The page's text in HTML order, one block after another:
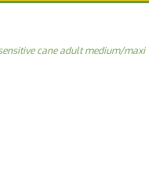
cane adult medium/maxi